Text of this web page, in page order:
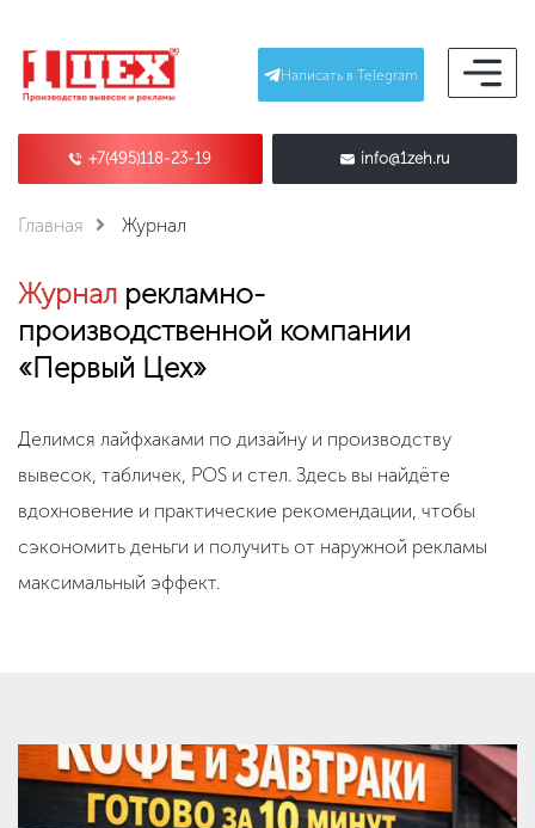
Написать в Telegram
+7(495)118-23-19 info@1zeh.ru
Главная Журнал
Журнал рекламно-
производственной компании
«Первый Цех»
Делимся лайфхаками по дизайну и производству
вывесок, табличек, POS и стел. Здесь вы найдёте
вдохновение и практические рекомендации, чтобы
сэкономить деньги и получить от наружной рекламы
максимальный эффект.